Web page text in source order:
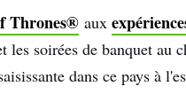
Thrones® aux
les soirées de banquet au
dans ce pays à